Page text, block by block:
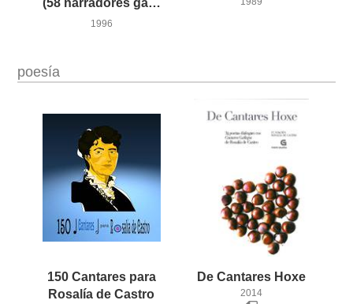
1996
poesía
150 Cantares para
Rosalía de Castro
De Cantares Hoxe
2014